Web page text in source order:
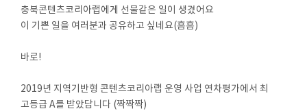
충북콘텐츠코리아랩에게 선물같은 일이 생겼어요
이 기쁜 일을 여러분과 공유하고 싶네요(흠흠)
바로!
2019년 지역기반형 콘텐츠코리아랩 운영 사업 연차평가에서 최
고등급 A를 받았답니다 (짝짝짝)